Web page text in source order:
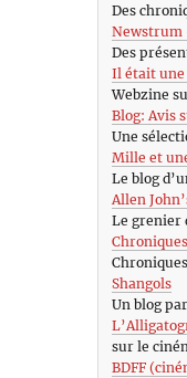
Des
Newstrum
Des
Il était une
Webzine
Blog: Avis
Une
Mille et
Le blog
Allen
Le grenier
Shangols
Un blog
sur le
BDFF